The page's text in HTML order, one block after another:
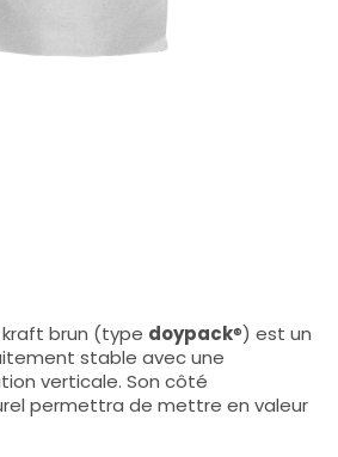
brun (type doypack®) est un
stable avec une
verticale. Son côté
permettra de mettre en valeur